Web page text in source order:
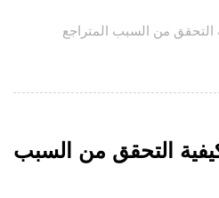
من السبب المتراجع
التحقق من السبب